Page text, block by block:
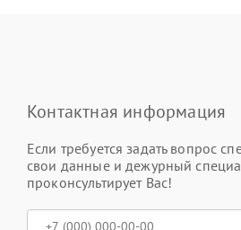
Контактная информация
Если требуется задать вопрос
свои данные и дежурный
проконсультирует Вас!